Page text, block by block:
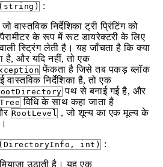
:
वास्तविक निर्देशिका ट्री प्रिंटिंग को
के रूप में रूट डायरेक्टरी के लिए
वाली स्ट्रिंग लेती है। यह जाँचता है कि क्या
है, और यदि नहीं, तो एक
फेंकता है जिसे तब पकड़ ब्लॉक
निर्देशिका है, तो एक
पथ से बनाई गई है, और
विधि के साथ कहा जाता है
RootLevel , जो शून्य का एक मूल्य के
int)
:
उठाती है। यह एक